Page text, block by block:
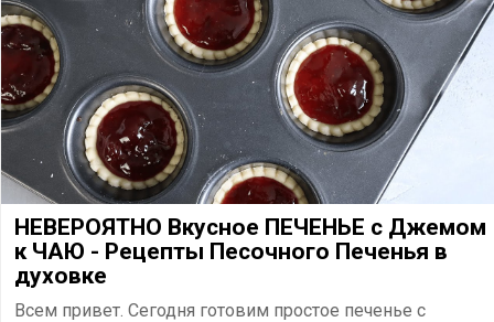
НЕВЕРОЯТНО Вкусное ПЕЧЕНЬЕ с Джемом
к ЧАЮ - Рецепты Песочного Печенья в
духовке
Всем привет. Сегодня готовим простое печенье с